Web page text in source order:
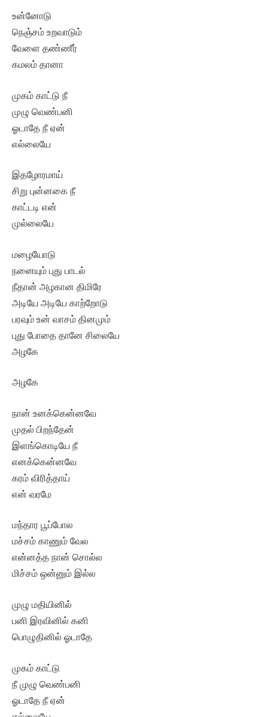
உன்னோடு
நெஞ்சம் உறவாடும்
வேளை தண்ணீர்
கமலம் தானா
முகம் காட்டு நீ
முழு வெண்பனி
ஓடாதே நீ ஏன்
எல்லையே
இதழோரமாய்
சிறு புன்னகை நீ
காட்டடி என்
முல்லையே
மழையோடு
நனையும் புது பாடல்
நீதான் அழகான திமிரே
அடியே அடியே காற்றோடு
பரவும் உன் வாசம் தினமும்
புது போதை தானே சிலையே
அழகே
அழகே
நான் உனக்கென்னவே
முதல் பிறந்தேன்
இளங்கொடியே நீ
எனக்கென்னவே
கரம் விரித்தாய்
என் வரமே
மந்தார பூப்போல
மச்சம் காணும் வேல
என்னத்த நான் சொல்ல
மிச்சம் ஒன்னும் இல்ல
முழு மதியினில்
பனி இரவினில் கனி
பொழுதினில் ஓடாதே
முகம் காட்டு
நீ முழு வெண்பனி
ஓடாதே நீ ஏன்